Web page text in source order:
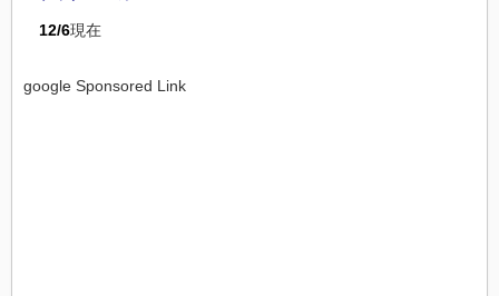
12/6現在
google Sponsored Link